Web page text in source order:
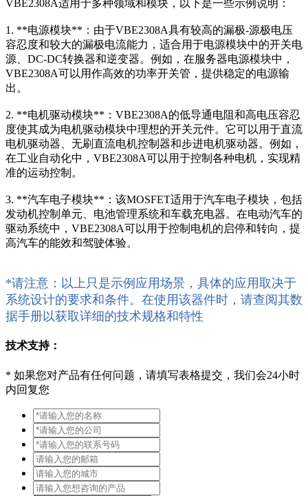
VBE2308A适用于多种领域和模块，以下是一些示例说明：
1. **电源模块**：由于VBE2308A具有较高的漏极-源极电压
容忍度和较大的漏极电流能力，适合用于电源模块中的开关电
源、DC-DC转换器和逆变器。例如，在服务器电源模块中，
VBE2308A可以用作高效的功率开关管，提供稳定的电源输
出。
2. **电机驱动模块**：VBE2308A的低导通电阻和高电压容忍
度使其成为电机驱动模块中理想的开关元件。它可以用于直流
电机驱动器、无刷直流电机控制器和步进电机驱动器。例如，
在工业自动化中，VBE2308A可以用于控制各种电机，实现精
准的运动控制。
3. **汽车电子模块**：该MOSFET适用于汽车电子模块，包括
发动机控制单元、电池管理系统和车载充电器。在电动汽车的
驱动系统中，VBE2308A可以用于控制电机的启停和转向，提
高汽车的能效和驾驶体验。
*请注意：以上只是示例应用场景，具体的应用取决于
系统设计的要求和条件。在使用该器件时，请查阅其数
据手册以获取详细的技术规格和特性
技术支持：
* 如果您对产品有任何问题，请填写表格提交，我们会24小时
内回复您